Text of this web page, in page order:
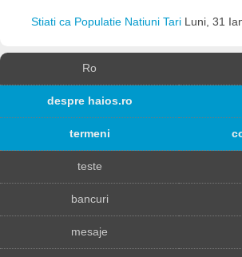
Stiati ca Populatie Natiuni Tari Luni, 31
Ro
despre haios.ro
termeni
teste
bancuri
mesaje